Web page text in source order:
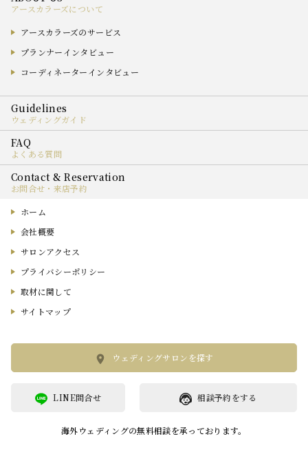
アースカラーズについて
アースカラーズのサービス
プランナーインタビュー
コーディネーターインタビュー
ウェディングガイド
よくある質問
お問合せ・来店予約
ホーム
会社概要
サロンアクセス
プライバシーポリシー
取材に関して
サイトマップ
ウェディングサロンを探す
相談予約をする
LINE問合せ
海外ウェディングの無料相談を承っております。